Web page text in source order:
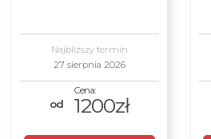
Najbliższy termin
27 sierpnia 2026
1200zł